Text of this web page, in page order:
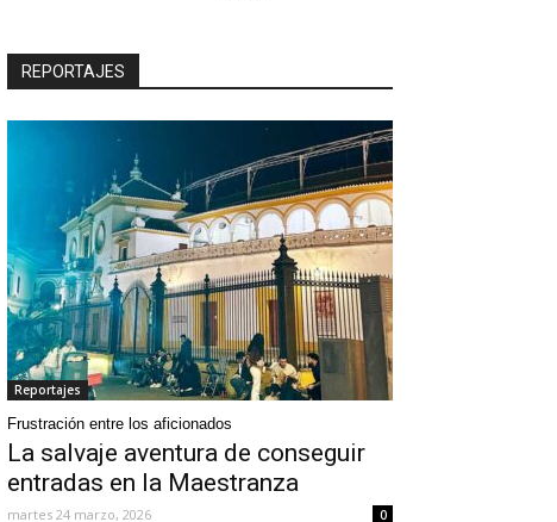
REPORTAJES
Reportajes
Frustración entre los aficionados
La salvaje aventura de conseguir
entradas en la Maestranza
martes 24 marzo, 2026 0